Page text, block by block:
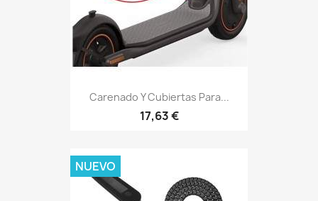
Carenado Y Cubiertas Para...
17,63 €
NUEVO